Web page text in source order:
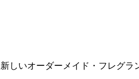
新しいオーダーメイド・フレグラ